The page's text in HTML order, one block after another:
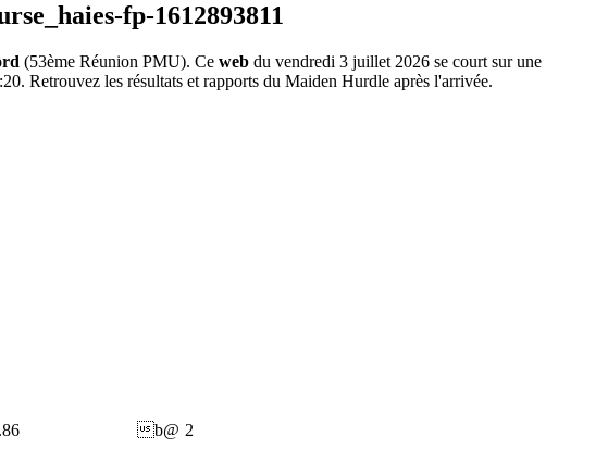
(53ème Réunion PMU). Ce web du vendredi 3 juillet 2026 se court sur une
Retrouvez les résultats et rapports du Maiden Hurdle après l'arrivée.
b@ 2